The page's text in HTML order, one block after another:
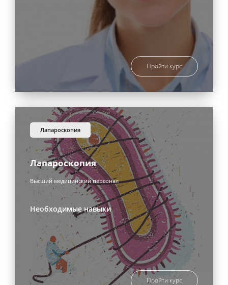
Пройти курс
лапароскопия
Лапароскопия
Высший медицинский персонал
Необходимые навыки
Пройти курс